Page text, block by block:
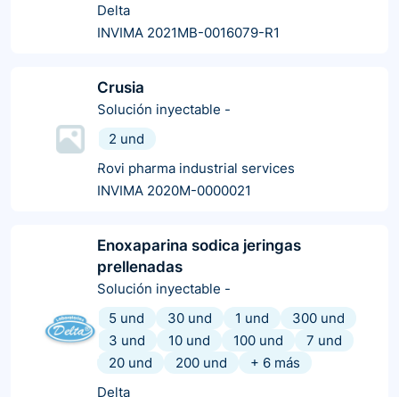
Delta
INVIMA 2021MB-0016079-R1
Crusia
Solución inyectable -
2 und
Rovi pharma industrial services
INVIMA 2020M-0000021
Enoxaparina sodica jeringas
prellenadas
Solución inyectable -
5 und
30 und 1 und
300 und
3 und
10 und 100 und
7 und
20 und
200 und + 6 más
Delta